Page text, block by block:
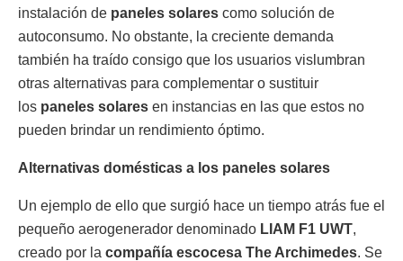
instalación de paneles solares como solución de
autoconsumo. No obstante, la creciente demanda
también ha traído consigo que los usuarios vislumbran
otras alternativas para complementar o sustituir
los paneles solares en instancias en las que estos no
pueden brindar un rendimiento óptimo.
Alternativas domésticas a los paneles solares
Un ejemplo de ello que surgió hace un tiempo atrás fue el
pequeño aerogenerador denominado LIAM F1 UWT,
creado por la compañía escocesa The Archimedes. Se